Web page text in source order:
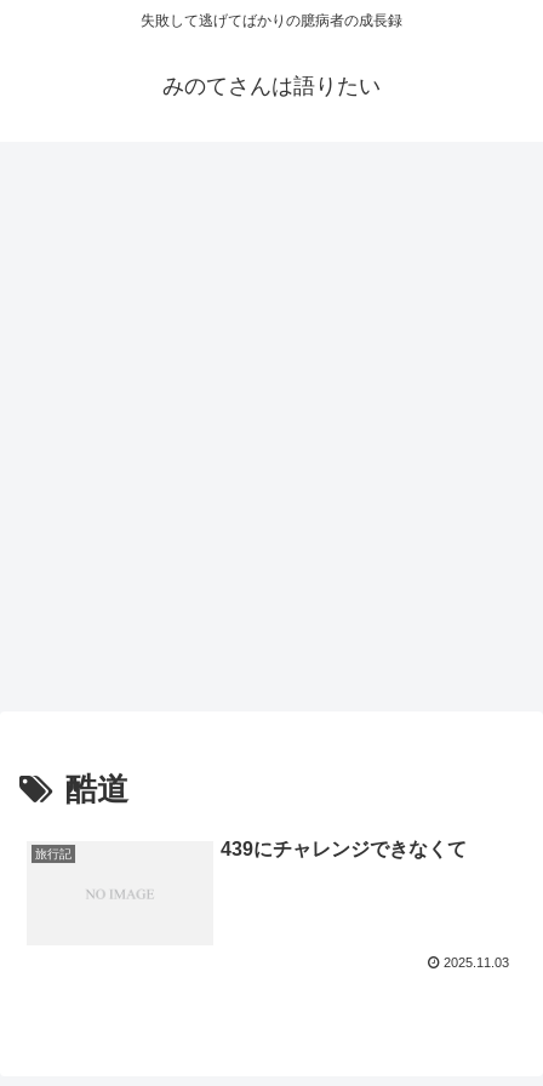
失敗して逃げてばかりの臆病者の成長録
みのてさんは語りたい
酷道
旅行記 439にチャレンジできなくて
2025.11.03